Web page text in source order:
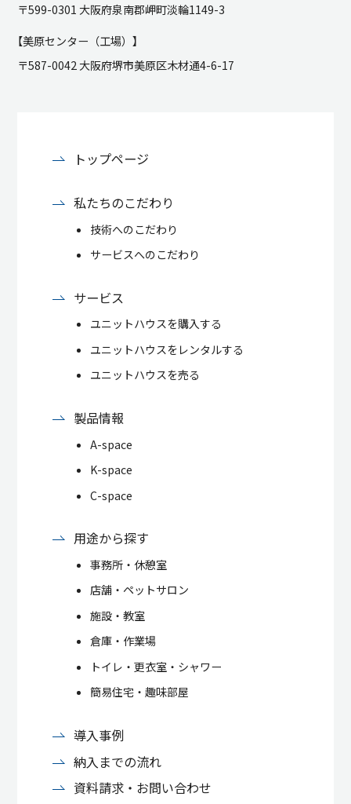
〒599-0301 大阪府泉南郡岬町淡輪1149-3
【美原センター（工場）】
〒587-0042 大阪府堺市美原区木材通4-6-17
トップページ
私たちのこだわり
技術へのこだわり
サービスへのこだわり
サービス
ユニットハウスを購入する
ユニットハウスをレンタルする
ユニットハウスを売る
製品情報
A-space
K-space
C-space
用途から探す
事務所・休憩室
店舗・ペットサロン
施設・教室
倉庫・作業場
トイレ・更衣室・シャワー
簡易住宅・趣味部屋
導入事例
納入までの流れ
資料請求・お問い合わせ